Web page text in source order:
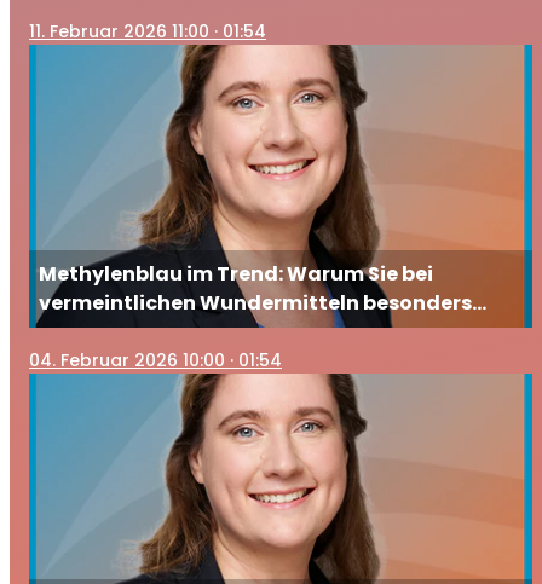
11. Februar 2026 11:00 · 01:54
Methylenblau im Trend: Warum Sie bei
vermeintlichen Wundermitteln besonders
vorsichtig sein sollten
04. Februar 2026 10:00 · 01:54